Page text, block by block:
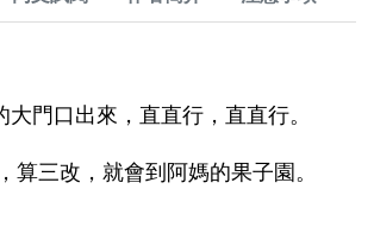
大門口出來，直直行，直直行。
算三改，就會到阿媽的果子園。